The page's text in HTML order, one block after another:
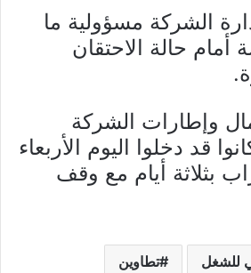
الشركة مسؤولية ما
حالة الاحتقان
وإطارات الشركة
قد دخلوا اليوم الأربعاء
بثلاثة أيام مع وقف
للشغل تطاوين